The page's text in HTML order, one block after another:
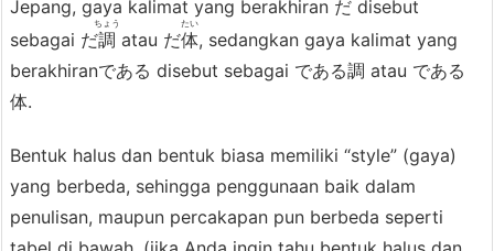
Jepang, gaya kalimat yang berakhiran だ disebut
sebagai だ調
ちょう
atau だ体
たい
, sedangkan gaya kalimat yang
berakhiranである disebut sebagai である調 atau である
体.
Bentuk halus dan bentuk biasa memiliki “style” (gaya)
yang berbeda, sehingga penggunaan baik dalam
penulisan, maupun percakapan pun berbeda seperti